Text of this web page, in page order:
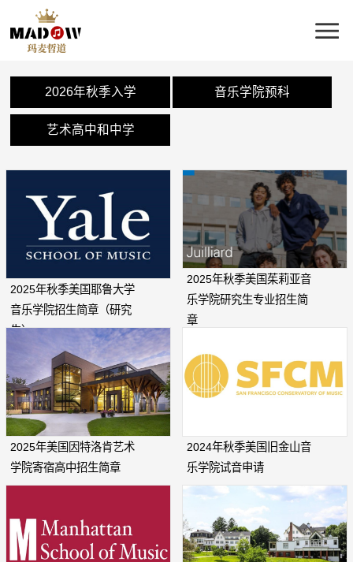
2026年秋季入学 音乐学院预科
艺术高中和中学
2025年秋季美国耶鲁大学
音乐学院招生简章（研究
生）
2025年秋季美国茱莉亚音
乐学院研究生专业招生简
章
2025年美国因特洛肯艺术
学院寄宿高中招生简章
2024年秋季美国旧金山音
乐学院试音申请